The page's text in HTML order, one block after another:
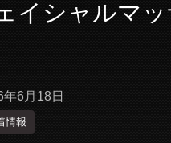
イシャルマ
年6月18日
情報